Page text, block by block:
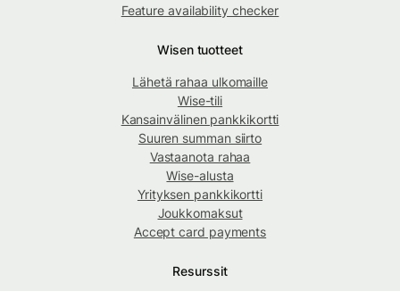
Feature availability checker
Wisen tuotteet
Lähetä rahaa ulkomaille
Wise-tili
Kansainvälinen pankkikortti
Suuren summan siirto
Vastaanota rahaa
Wise-alusta
Yrityksen pankkikortti
Joukkomaksut
Accept card payments
Resurssit